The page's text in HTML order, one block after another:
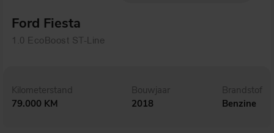
Ford Fiesta
1.0 EcoBoost ST-Line
Kilometerstand
79.000 KM
Bouwjaar
2018
Brandstof
Benzine